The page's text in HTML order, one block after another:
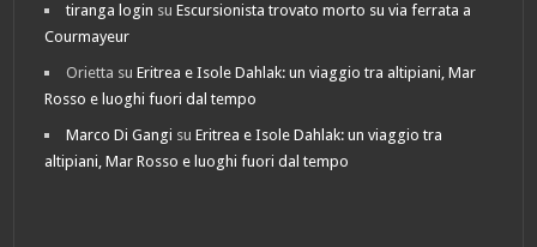
tiranga login suEscursionista trovato morto su via ferrata a
Courmayeur
Orietta suEritrea e Isole Dahlak: un viaggio tra altipiani, Mar
Rosso e luoghi fuori dal tempo
Marco Di Gangi suEritrea e Isole Dahlak: un viaggio tra
altipiani, Mar Rosso e luoghi fuori dal tempo